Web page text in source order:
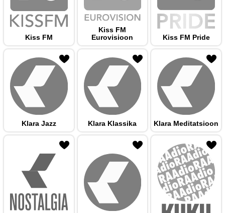
Kiss FM
Kiss FM
Eurovisioon
Kiss FM Pride
Klara Jazz Klara Klassika Klara Meditatsioon